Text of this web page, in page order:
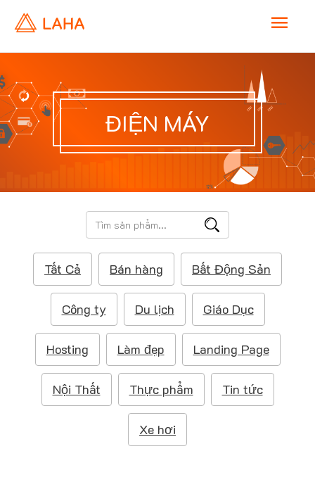
M
a
i
n
n
u
ĐIỆN MÁY
T
ì
m
i
ế
m
Tất Cả Bán hàng Bất Động Sản
Công ty Du lịch Giáo Dục
Hosting Làm đẹp Landing Page
Nội Thất Thực phẩm Tin tức
Xe hơi